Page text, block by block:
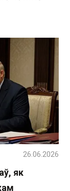
як
26.06.2026